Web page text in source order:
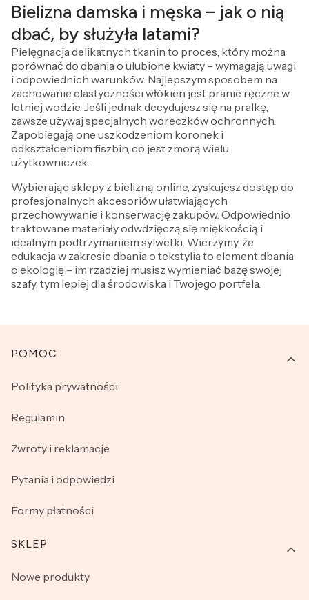
Bielizna damska i męska – jak o nią
dbać, by służyła latami?
Pielęgnacja delikatnych tkanin to proces, który można
porównać do dbania o ulubione kwiaty – wymagają uwagi
i odpowiednich warunków. Najlepszym sposobem na
zachowanie elastyczności włókien jest pranie ręczne w
letniej wodzie. Jeśli jednak decydujesz się na pralkę,
zawsze używaj specjalnych woreczków ochronnych.
Zapobiegają one uszkodzeniom koronek i
odkształceniom fiszbin, co jest zmorą wielu
użytkowniczek.
Wybierając sklepy z bielizną online, zyskujesz dostęp do
profesjonalnych akcesoriów ułatwiających
przechowywanie i konserwację zakupów. Odpowiednio
traktowane materiały odwdzięczą się miękkością i
idealnym podtrzymaniem sylwetki. Wierzymy, że
edukacja w zakresie dbania o tekstylia to element dbania
o ekologię – im rzadziej musisz wymieniać bazę swojej
szafy, tym lepiej dla środowiska i Twojego portfela.
Linki w stopce
POMOC
Polityka prywatności
Regulamin
Zwroty i reklamacje
Pytania i odpowiedzi
Formy płatności
SKLEP
Nowe produkty